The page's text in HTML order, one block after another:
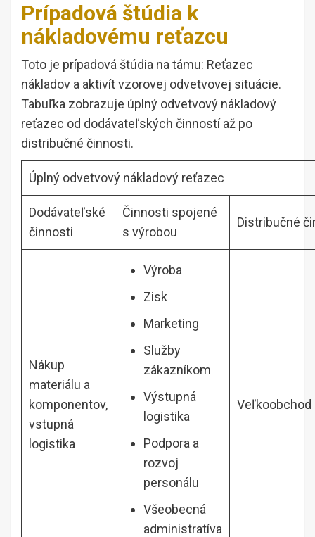
Prípadová štúdia k
nákladovému reťazcu
Toto je prípadová štúdia na támu: Reťazec
nákladov a aktivít vzorovej odvetvovej situácie.
Tabuľka zobrazuje úplný odvetvový nákladový
reťazec od dodávateľských činností až po
distribučné činnosti.
Úplný odvetvový nákladový reťazec
Dodávateľské
činnosti
Činnosti spojené
s výrobou
Distribučné
Nákup
materiálu a
komponentov,
vstupná
logistika
Výroba
Zisk
Marketing
Služby
zákazníkom
Výstupná
logistika
Podpora a
rozvoj
personálu
Všeobecná
administratíva
Veľkoobchod